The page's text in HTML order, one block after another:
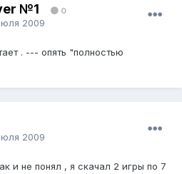
№1 0
2009
. --- опять "полностью
2009
и не понял , я скачал 2 игры по 7